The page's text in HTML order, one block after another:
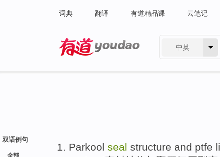
词典 翻译 有道精品课 云笔记
中英
双语例句
全部
Parkool seal structure and ptfe